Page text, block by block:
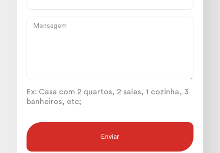
Ex: Casa com 2 quartos, 2 salas, 1 cozinha, 3
banheiros, etc;